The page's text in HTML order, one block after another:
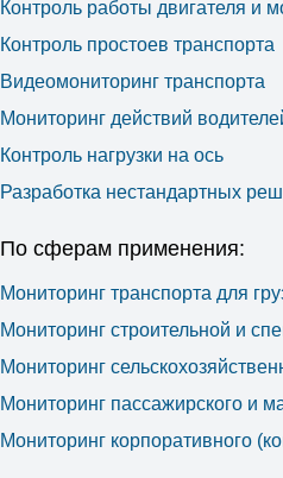
Контроль работы двигателя и
Контроль простоев транспорта
Видеомониторинг транспорта
Мониторинг действий
Контроль нагрузки на ось
Разработка нестандартных
По сферам применения:
Мониторинг транспорта для
Мониторинг строительной и
Мониторинг
Мониторинг пассажирского и
Мониторинг корпоративного